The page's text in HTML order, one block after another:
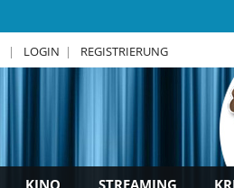
LOGIN REGISTRIERUNG
KINO STREAMING